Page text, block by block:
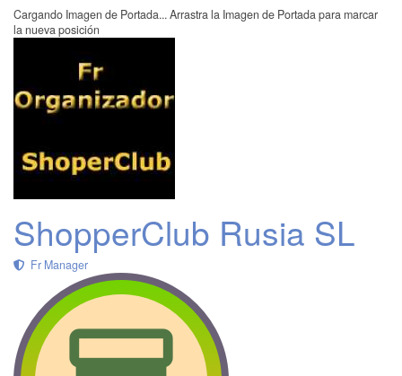
Cargando Imagen de Portada... Arrastra la Imagen de Portada para marcar
la nueva posición
ShopperClub Rusia SL
Fr Manager